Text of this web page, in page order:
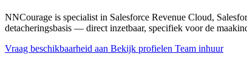
NNCourage is specialist in Salesforce Revenue Cloud,
detacheringsbasis — direct inzetbaar, specifiek voor de
Vraag beschikbaarheid aan Bekijk profielen Team inhuur